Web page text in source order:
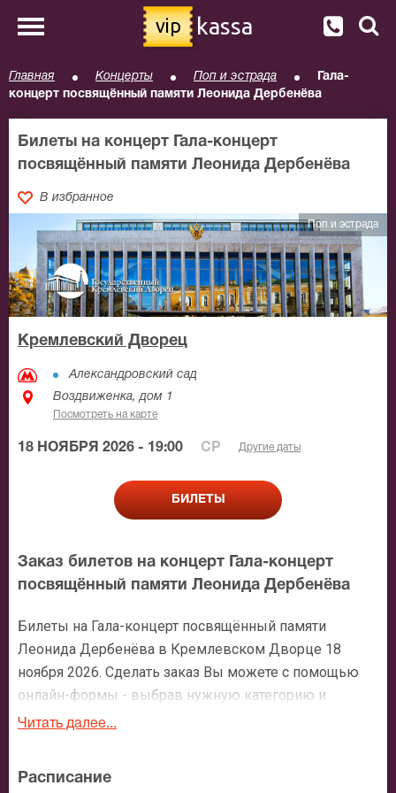
vip kassa
Главная Концерты Поп и эстрада
Гала-
концерт посвящённый памяти Леонида Дербенёва
Билеты на концерт Гала-концерт
посвящённый памяти Леонида Дербенёва
В избранное
Поп и эстрада
Кремлевский Дворец
Александровский сад
Воздвиженка, дом 1
Посмотреть на карте
18 НОЯБРЯ 2026 - 19:00 СР Другие даты
БИЛЕТЫ
Заказ билетов на концерт Гала-концерт
посвящённый памяти Леонида Дербенёва
Билеты на Гала-концерт посвящённый памяти
Леонида Дербенёва в Кремлевском Дворце 18
ноября 2026. Сделать заказ Вы можете с помощью
онлайн-формы - выбрав нужную категорию и
количество мест, либо по нашему номеру телефона:
подробно расскажет о мероприятии, о расположении
Читать далее...
Расписание